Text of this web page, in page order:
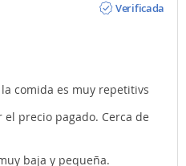
Verificada
comida es muy repetitivs
precio pagado. Cerca de
baja y pequeña.